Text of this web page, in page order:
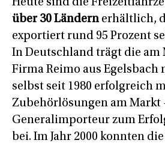
über 30 Ländernerhältlich,
exportiert rund 95 Prozent
In Deutschland trägt die am
Firma Reimo aus Egelsbach
selbst seit 1980 erfolgreich
Zubehörlösungen am Markt
Generalimporteur zum
bei. Im Jahr 2000 konnten